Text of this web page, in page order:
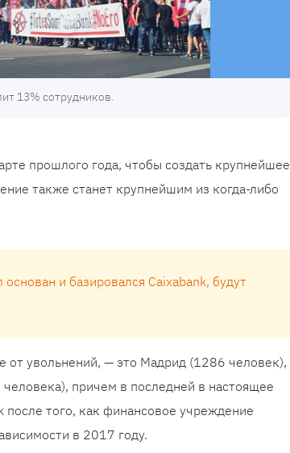
13% сотрудников.
прошлого года, чтобы создать крупнейшее
также станет крупнейшим из когда-либо
и базировался Caixabank, будут
от увольнений, — это Мадрид (1286 человек),
причем в последней в настоящее
после того, как финансовое учреждение
в 2017 году.